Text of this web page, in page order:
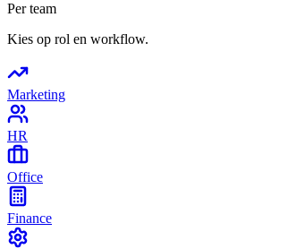
Per team
Kies op rol en workflow.
Marketing
HR
Office
Finance